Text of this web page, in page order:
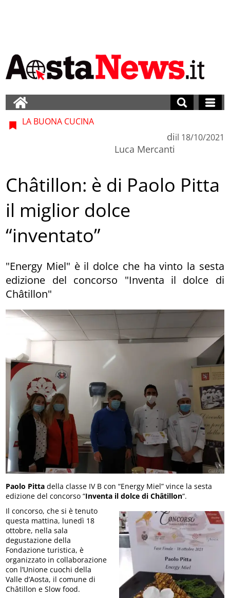
LA BUONA CUCINA
di
Luca Mercanti
il 18/10/2021
Châtillon: è di Paolo Pitta
il miglior dolce
“inventato”
"Energy Miel" è il dolce che ha vinto la sesta
edizione del concorso "Inventa il dolce di
Châtillon"
Paolo Pitta della classe IV B con “Energy Miel” vince la sesta
edizione del concorso “Inventa il dolce di Châtillon“.
Il concorso, che si è tenuto
questa mattina, lunedì 18
ottobre, nella sala
degustazione della
Fondazione turistica, è
organizzato in collaborazione
con l’Unione cuochi della
Valle d’Aosta, il comune di
Châtillon e Slow food.